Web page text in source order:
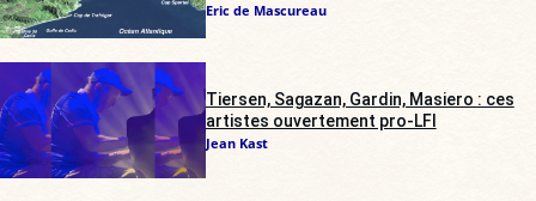
Eric de Mascureau
Tiersen, Sagazan, Gardin, Masiero : ces
artistes ouvertement pro-LFI
Jean Kast